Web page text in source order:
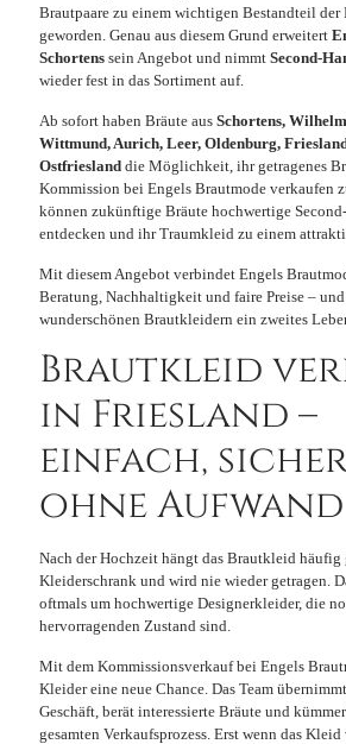
Brautpaare zu einem wichtigen Bestandteil der
geworden. Genau aus diesem Grund erweitert
Schortens sein Angebot und nimmt Second-
wieder fest in das Sortiment auf.
Ab sofort haben Bräute aus Schortens,
Wittmund, Aurich, Leer, Oldenburg,
Ostfriesland die Möglichkeit, ihr getragenes
Kommission bei Engels Brautmode verkaufen
können zukünftige Bräute hochwertige
entdecken und ihr Traumkleid zu einem
Mit diesem Angebot verbindet Engels
Beratung, Nachhaltigkeit und faire Preise –
wunderschönen Brautkleidern ein zweites
Brautkleid
in Friesland –
einfach,
ohne Aufwand
Nach der Hochzeit hängt das Brautkleid
Kleiderschrank und wird nie wieder getragen.
oftmals um hochwertige Designerkleider, die
hervorragenden Zustand sind.
Mit dem Kommissionsverkauf bei Engels
Kleider eine neue Chance. Das Team
Geschäft, berät interessierte Bräute und
gesamten Verkaufsprozess. Erst wenn das